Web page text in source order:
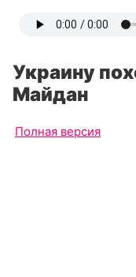
Украину
Майдан
Полная версия